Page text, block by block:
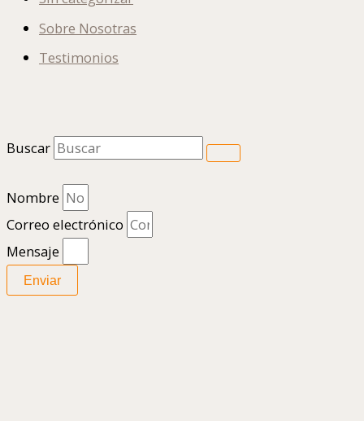
Sobre Nosotras
Testimonios
Buscar
Nombre
Correo electrónico
Mensaje
Enviar